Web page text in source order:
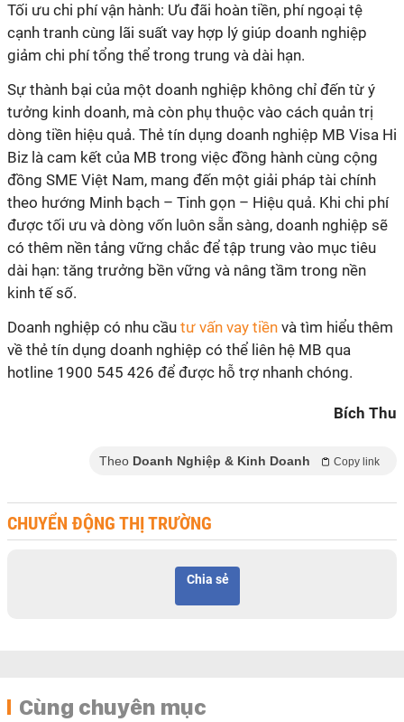
Tối ưu chi phí vận hành: Ưu đãi hoàn tiền, phí ngoại tệ
cạnh tranh cùng lãi suất vay hợp lý giúp doanh nghiệp
giảm chi phí tổng thể trong trung và dài hạn.
Sự thành bại của một doanh nghiệp không chỉ đến từ ý
tưởng kinh doanh, mà còn phụ thuộc vào cách quản trị
dòng tiền hiệu quả. Thẻ tín dụng doanh nghiệp MB Visa Hi
Biz là cam kết của MB trong việc đồng hành cùng cộng
đồng SME Việt Nam, mang đến một giải pháp tài chính
theo hướng Minh bạch – Tinh gọn – Hiệu quả. Khi chi phí
được tối ưu và dòng vốn luôn sẵn sàng, doanh nghiệp sẽ
có thêm nền tảng vững chắc để tập trung vào mục tiêu
dài hạn: tăng trưởng bền vững và nâng tầm trong nền
kinh tế số.
Doanh nghiệp có nhu cầu tư vấn vay tiền và tìm hiểu thêm
về thẻ tín dụng doanh nghiệp có thể liên hệ MB qua
hotline 1900 545 426 để được hỗ trợ nhanh chóng.
Bích Thu
Theo Doanh Nghiệp & Kinh Doanh Copy link
CHUYỂN ĐỘNG THỊ TRƯỜNG
Chia sẻ
Cùng chuyên mục